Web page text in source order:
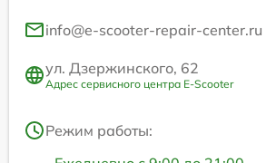
info@e-scooter-repair-center.ru
ул. Дзержинского, 62
Адрес сервисного центра E-Scooter
Режим работы: